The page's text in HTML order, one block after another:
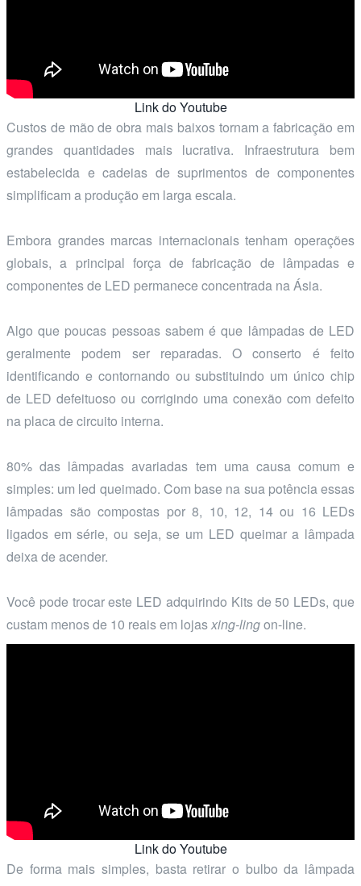
Link do Youtube
Custos de mão de obra mais baixos tornam a fabricação em
grandes quantidades mais lucrativa. Infraestrutura bem
estabelecida e cadeias de suprimentos de componentes
simplificam a produção em larga escala.
Embora grandes marcas internacionais tenham operações
globais, a principal força de fabricação de lâmpadas e
componentes de LED permanece concentrada na Ásia.
Algo que poucas pessoas sabem é que lâmpadas de LED
geralmente podem ser reparadas. O conserto é feito
identificando e contornando ou substituindo um único chip
de LED defeituoso ou corrigindo uma conexão com defeito
na placa de circuito interna.
80% das lâmpadas avariadas tem uma causa comum e
simples: um led queimado. Com base na sua potência essas
lâmpadas são compostas por 8, 10, 12, 14 ou 16 LEDs
ligados em série, ou seja, se um LED queimar a lâmpada
deixa de acender.
Você pode trocar este LED adquirindo Kits de 50 LEDs, que
custam menos de 10 reais em lojasxing-lingon-line.
Link do Youtube
De forma mais simples, basta retirar o bulbo da lâmpada